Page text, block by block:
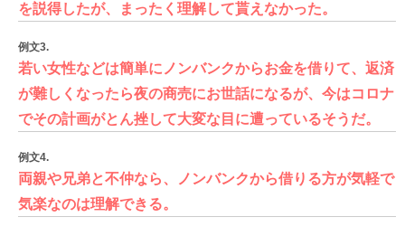
を説得したが、まったく理解して貰えなかった。
例文3.
若い女性などは簡単にノンバンクからお金を借りて、返済
が難しくなったら夜の商売にお世話になるが、今はコロナ
でその計画がとん挫して大変な目に遭っているそうだ。
例文4.
両親や兄弟と不仲なら、ノンバンクから借りる方が気軽で
気楽なのは理解できる。